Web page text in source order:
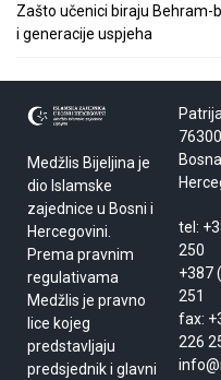
Zašto učenici biraju Behram-
i generacije uspjeha
Medžlis Bijeljina je
dio Islamske
zajednice u Bosni i
Hercegovini.
Prema pravnim
regulativama
Medžlis je pravno
lice kojeg
predstavljaju
predsjednik i glavni
tel:
250
+387
251
fax:
226